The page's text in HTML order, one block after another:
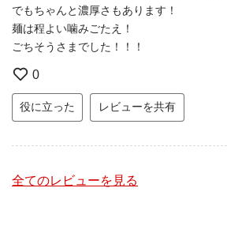
でもちゃんと濃厚さもあります！
麺は程よい噛みごたえ！
ごちそうさまでした！！！
0
役に立った レビューを共有
全てのレビューを見る